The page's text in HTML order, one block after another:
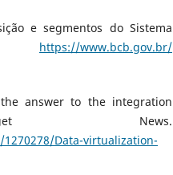
e segmentos do Sistema
https://www.bcb.gov.br/
answer to the integration
News.
Data-virtualization-